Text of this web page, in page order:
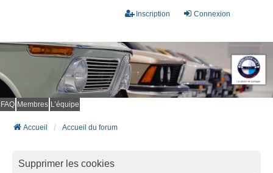
Connexion
Inscription
FAQ Membres L’équipe
Accueil Accueil du forum
Supprimer les cookies